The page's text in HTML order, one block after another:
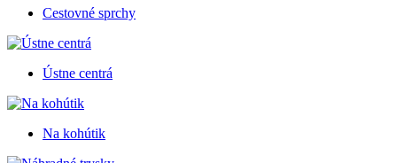
Cestovné sprchy
Ústne centrá
Na kohútik